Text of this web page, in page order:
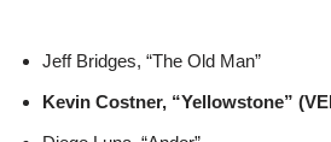
Jeff Bridges, “The Old Man”
Kevin Costner, “Yellowstone”